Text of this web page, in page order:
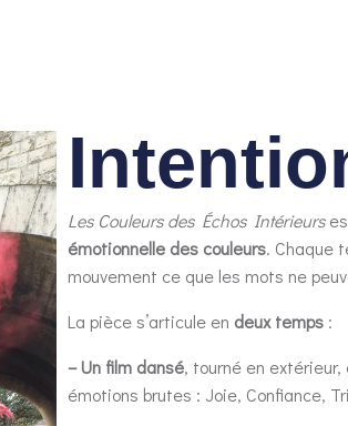
Les Couleurs des Échos Intérieurs
émotionnelle des couleurs. Chaque
mouvement ce que les mots ne
La pièce s’articule en deux temps :
– Un film dansé, tourné en
émotions brutes : Joie, Confiance,